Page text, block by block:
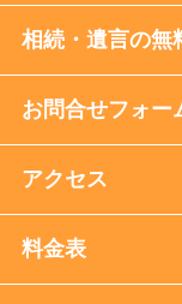
相続・遺言の無
お問合せフォー
アクセス
料金表